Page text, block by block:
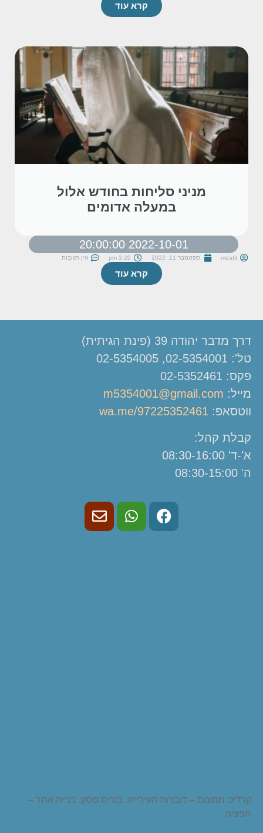
קרא עוד
מניני סליחות בחודש אלול
במעלה אדומים
2022-10-01 20:00:00
mdatit ספטמבר 11, 2022 3:20 pm אין תגובות
קרא עוד
דרך מדבר יהודה 39 (פינת הגיתית)
טל': 02-5354001, 02-5354005
פקס: 02-5352461
מייל: m5354001@gmail.com
ווטסאפ: wa.me/97225352461
קבלת קהל:
א'-ד' 08:30-16:00
ה' 08:30-15:00
קרדיט תמונות – דוברות העירייה, בוריס פסק. בניית אתר –
חפציה